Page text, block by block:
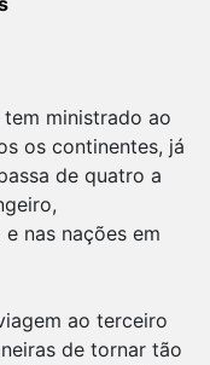
tem ministrado ao
os continentes, já
de quatro a
nas nações em
ao terceiro
de tornar tão